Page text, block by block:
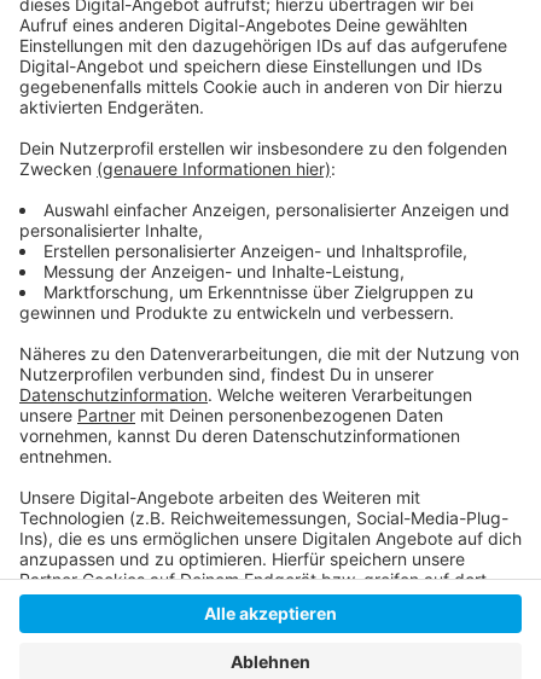
Anzeige
Weitere Infos und Links zum Thema
Hier gibt es Tickets
Alle Informationen rund um das Erholungsgebiet
Unterbacher See sowie zu Buchungen gibt es hier
Anzeige
Anzeige